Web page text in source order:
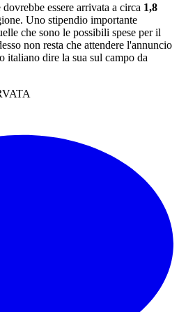
essere arrivata a circa 1,8
Uno stipendio importante
che sono le possibili spese per il
non resta che attendere l'annuncio
italiano dire la sua sul campo da